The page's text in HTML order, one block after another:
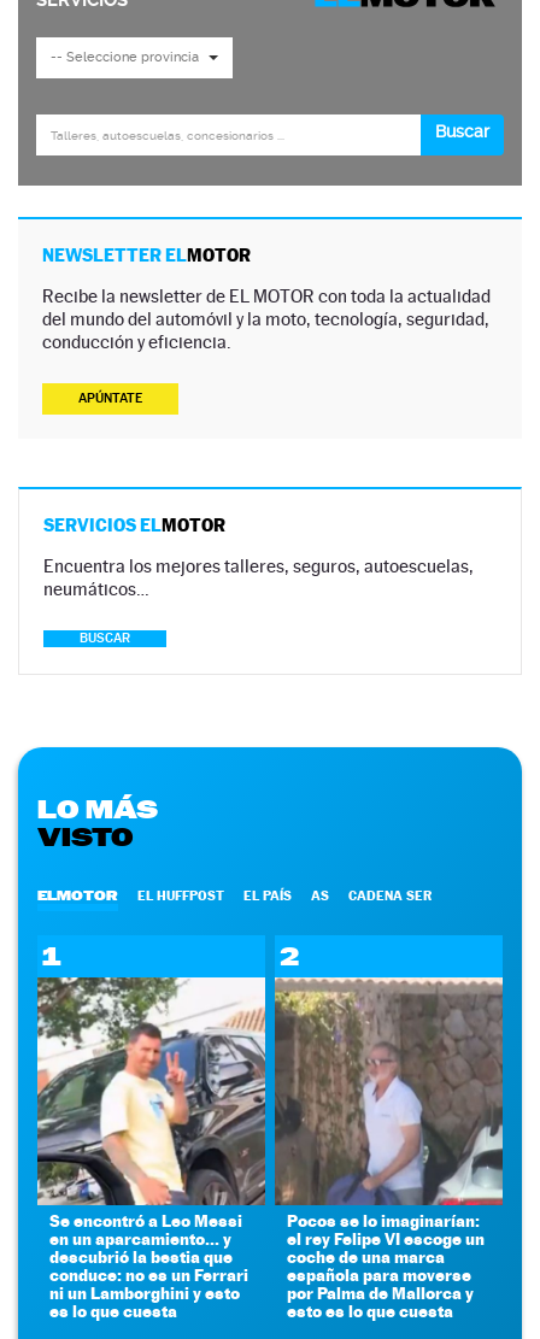
NEWSLETTER ELMOTOR
Recibe la newsletter de EL MOTOR con toda la actualidad
del mundo del automóvil y la moto, tecnología, seguridad,
conducción y eficiencia.
APÚNTATE
SERVICIOS ELMOTOR
Encuentra los mejores talleres, seguros, autoescuelas,
neumáticos…
BUSCAR
LO MÁS
VISTO
ELMOTOR EL HUFFPOST EL PAÍS AS CADENA SER
1
Se encontró a Leo Messi
en un aparcamiento... y
descubrió la bestia que
conduce: no es un Ferrari
ni un Lamborghini y esto
es lo que cuesta
2
Pocos se lo imaginarían:
el rey Felipe VI escoge un
coche de una marca
española para moverse
por Palma de Mallorca y
esto es lo que cuesta